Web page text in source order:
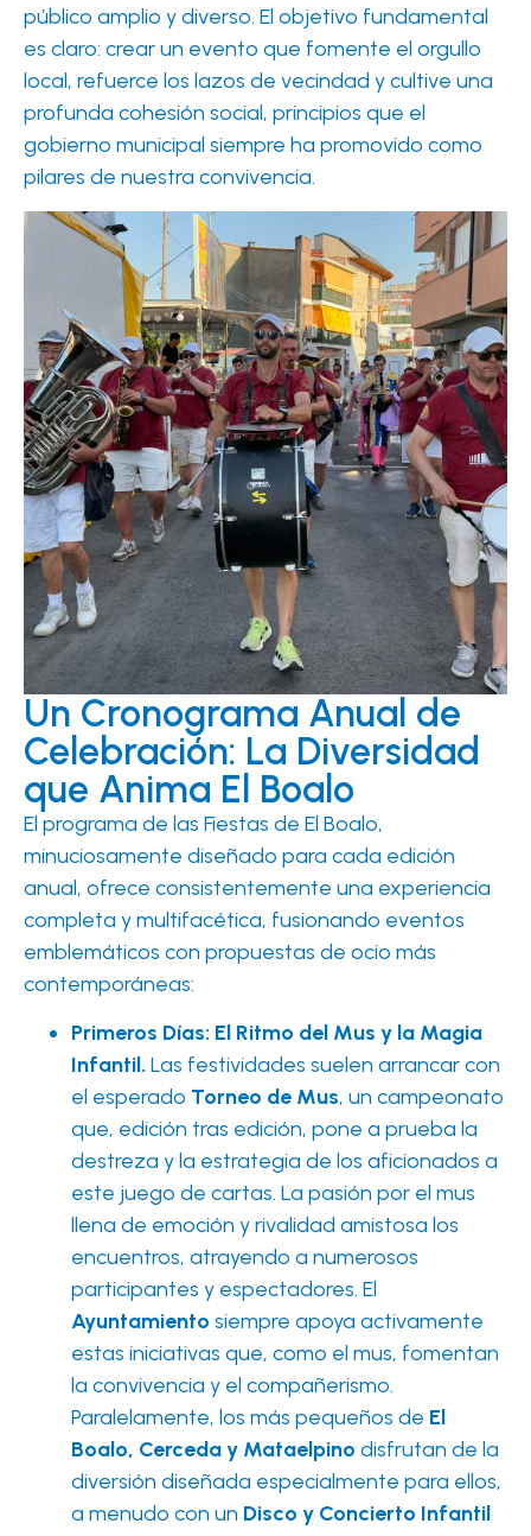
público amplio y diverso. El objetivo fundamental
es claro: crear un evento que fomente el orgullo
local, refuerce los lazos de vecindad y cultive una
profunda cohesión social, principios que el
gobierno municipal siempre ha promovido como
pilares de nuestra convivencia.
Un Cronograma Anual de
Celebración: La Diversidad
que Anima El Boalo
El programa de las Fiestas de El Boalo,
minuciosamente diseñado para cada edición
anual, ofrece consistentemente una experiencia
completa y multifacética, fusionando eventos
emblemáticos con propuestas de ocio más
contemporáneas:
Primeros Días: El Ritmo del Mus y la Magia
Infantil. Las festividades suelen arrancar con
el esperado Torneo de Mus, un campeonato
que, edición tras edición, pone a prueba la
destreza y la estrategia de los aficionados a
este juego de cartas. La pasión por el mus
llena de emoción y rivalidad amistosa los
encuentros, atrayendo a numerosos
participantes y espectadores. El
Ayuntamiento siempre apoya activamente
estas iniciativas que, como el mus, fomentan
la convivencia y el compañerismo.
Paralelamente, los más pequeños de El
Boalo, Cerceda y Mataelpino disfrutan de la
diversión diseñada especialmente para ellos,
a menudo con un Disco y Concierto Infantil